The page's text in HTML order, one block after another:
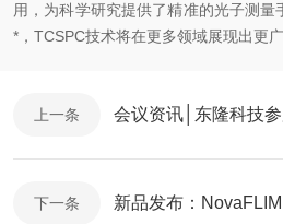
用，为科学研究提供了精准的光子测
*，TCSPC技术将在更多领域展现出更
上一条
下一条